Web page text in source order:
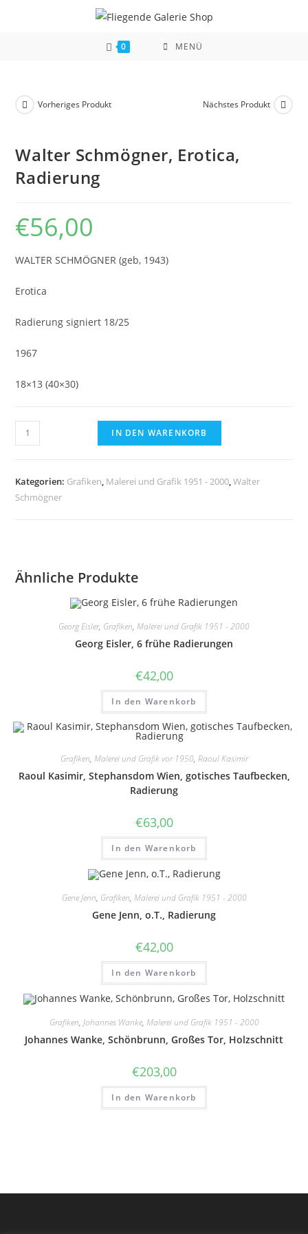
0 MENÜ
Vorheriges Produkt Nächstes Produkt
Walter Schmögner, Erotica,
Radierung
€56,00
WALTER SCHMÖGNER (geb, 1943)
Erotica
Radierung signiert 18/25
1967
18×13 (40×30)
Walter
Schmögner,
Radierung
Menge
IN DEN WARENKORB
Kategorien: Grafiken Malerei und Grafik 1951 - 2000 ,Walter
Schmögner
Ähnliche Produkte
Georg Eisler, Grafiken, Malerei und Grafik 1951 - 2000
Georg Eisler, 6 frühe Radierungen
€42,00
In den Warenkorb
Grafiken, Malerei und Grafik vor 1950, Raoul Kasimir
Raoul Kasimir, Stephansdom Wien, gotisches Taufbecken,
Radierung
€63,00
In den Warenkorb
Gene Jenn, Grafiken, Malerei und Grafik 1951 - 2000
Gene Jenn, o.T., Radierung
€42,00
In den Warenkorb
Grafiken, Johannes Wanke, Malerei und Grafik 1951 - 2000
Johannes Wanke, Schönbrunn, Großes Tor, Holzschnitt
€203,00
In den Warenkorb